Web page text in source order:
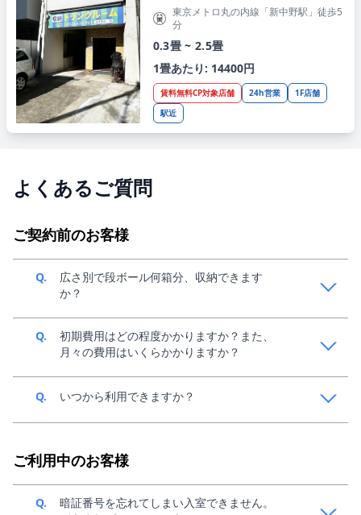
東京メトロ丸の内線「新中野駅」徒歩5
分
0.3畳 ~ 2.5畳
1畳あたり: 14400円
賃料無料CP対象店舗 24h営業
1F店舗
駅近
よくあるご質問
ご契約前のお客様
Q.
広さ別で段ボール何箱分、収納できます
か？
A.
中身によって変動してきますが、目安1畳で140サイズ
段ボール、約36個分収納可能です。収納イメージは、
Q.
初期費用はどの程度かかりますか？また、
月々の費用はいくらかかりますか？
A.
ご利用条件によって異なるため、スペラボ新規窓口
Q. いつから利用できますか？
み・ご契約につきましては、
ご利用中のお客様
Q.
暗証番号を忘れてしまい入室できません。